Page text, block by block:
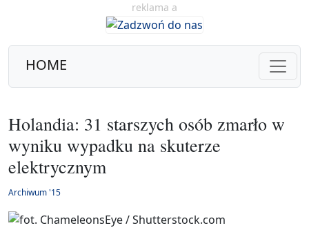
reklama a
HOME
Holandia: 31 starszych osób zmarło w
wyniku wypadku na skuterze
elektrycznym
Archiwum '15